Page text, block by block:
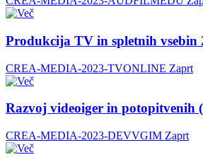
Produkcija TV in spletnih vsebin
CREA-MEDIA-2023-TVONLINE Zaprt
Razvoj videoiger in potopitvenih
CREA-MEDIA-2023-DEVVGIM Zaprt